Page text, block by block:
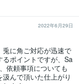
2022年6月29日
に角ご対応が迅速で
ポイントですが、Sa
依頼事項についても
んで頂いた仕上がり